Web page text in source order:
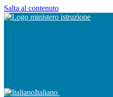
Salta al contenuto
Italiano